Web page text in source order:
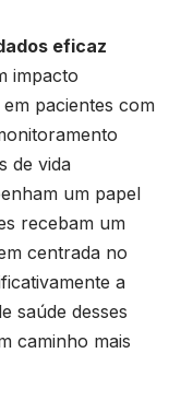
eficaz
impacto
pacientes com
de vida
um papel
recebam um
centrada no
a
saúde desses
caminho mais